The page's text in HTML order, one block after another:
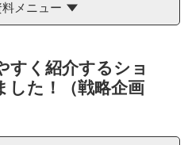
メニュー
すく紹介するショ
した！（戦略企画